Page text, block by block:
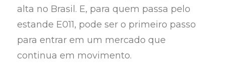
alta no Brasil. E, para quem passa pelo
estande E011, pode ser o primeiro passo
para entrar em um mercado que
continua em movimento.